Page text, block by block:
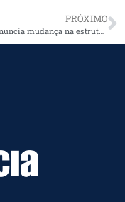
PRÓXIMO
Alubar anuncia mudança na estrutura organizacional